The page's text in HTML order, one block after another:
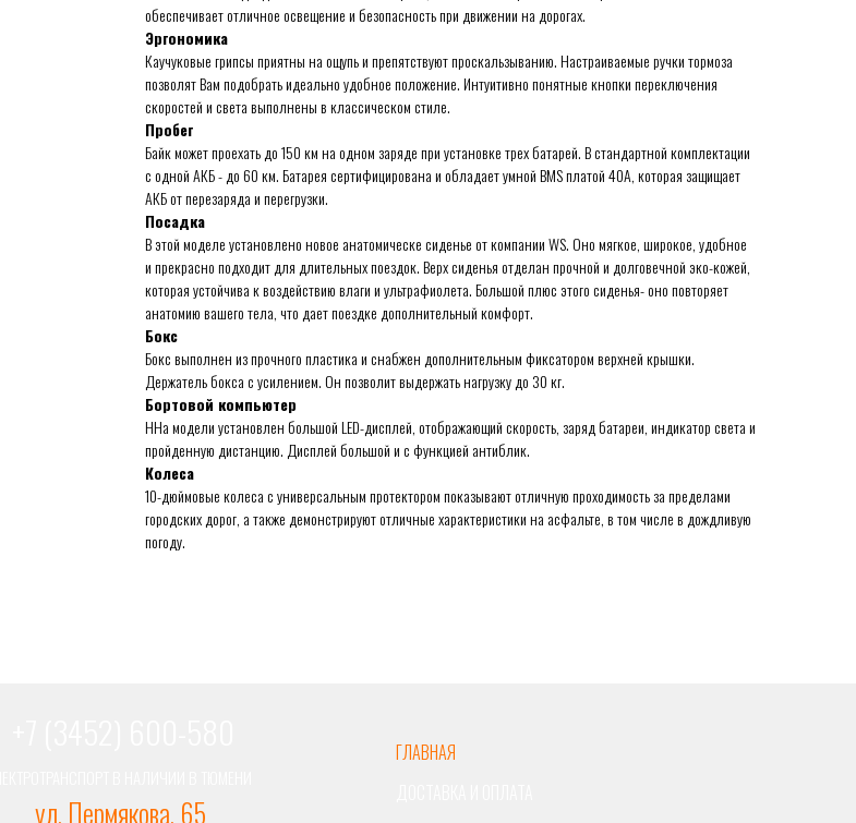
обеспечивает отличное освещение и безопасность при движении на дорогах.
Эргономика
Каучуковые грипсы приятны на ощупь и препятствуют проскальзыванию. Настраиваемые ручки тормоза
позволят Вам подобрать идеально удобное положение. Интуитивно понятные кнопки переключения
скоростей и света выполнены в классическом стиле.
Пробег
Байк может проехать до 150 км на одном заряде при установке трех батарей. В стандартной комплектации
с одной АКБ - до 60 км. Батарея сертифицирована и обладает умной BMS платой 40A, которая защищает
АКБ от перезаряда и перегрузки.
Посадка
В этой моделе установлено новое анатомическе сиденье от компании WS. Оно мягкое, широкое, удобное
и прекрасно подходит для длительных поездок. Верх сиденья отделан прочной и долговечной эко-кожей,
которая устойчива к воздействию влаги и ультрафиолета. Большой плюс этого сиденья- оно повторяет
анатомию вашего тела, что дает поездке дополнительный комфорт.
Бокс
Бокс выполнен из прочного пластика и снабжен дополнительным фиксатором верхней крышки.
Держатель бокса с усилением. Он позволит выдержать нагрузку до 30 кг.
Бортовой компьютер
ННа модели установлен большой LED-дисплей, отображающий скорость, заряд батареи, индикатор света и
пройденную дистанцию. Дисплей большой и с функцией антиблик.
Колеса
10-дюймовые колеса с универсальным протектором показывают отличную проходимость за пределами
городских дорог, а также демонстрируют отличные характеристики на асфальте, в том числе в дождливую
погоду.
ГЛАВНАЯ
ул. Пермякова, 65